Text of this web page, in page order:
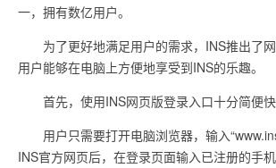
一，拥有数亿用户。
为了更好地满足用户的需求，INS推出了
用户能够在电脑上方便地享受到INS的乐趣。
首先，使用INS网页版登录入口十分简便快
用户只需要打开电脑浏览器，输入
INS官方网页后，在登录页面输入已注册的手